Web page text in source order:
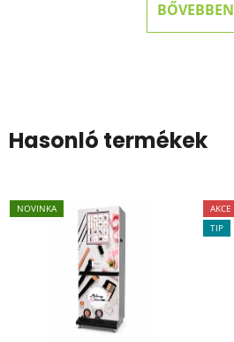
BŐVEBBEN
Hasonló termékek
NOVINKA
AKCE
TIP